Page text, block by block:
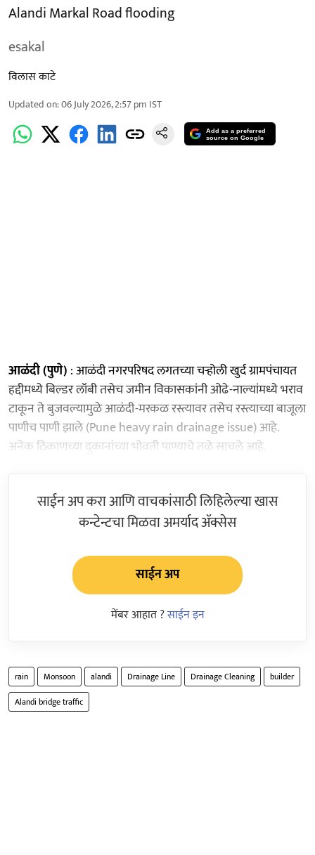
Alandi Markal Road flooding
esakal
विलास काटे
Updated on:06 July 2026, 2:57 pm IST
Add as a preferred
source on Google
आळंदी (पुणे) : आळंदी नगरपरिषद लगतच्या चऱ्होली खुर्द ग्रामपंचायत
हद्दीमध्ये बिल्डर लॉबी तसेच जमीन विकासकांनी ओढे-नाल्यांमध्ये भराव
टाकून ते बुजवल्यामुळे आळंदी-मरकळ रस्त्यावर तसेच रस्त्याच्या बाजूला
पाणीच पाणी झाले (Pune heavy rain drainage issue) आहे.
अनेक ठिकाणच्या दुकानांच्या भोवती पाण्याचे तळे साचले आहे.
साईन अप करा आणि वाचकांसाठी लिहिलेल्या खास
कन्टेन्टचा मिळवा अमर्याद ॲक्सेस
साईन अप
मेंबर आहात ?साईन इन
rain Monsoon alandi Drainage Line Drainage Cleaning
builder
Alandi bridge traffic